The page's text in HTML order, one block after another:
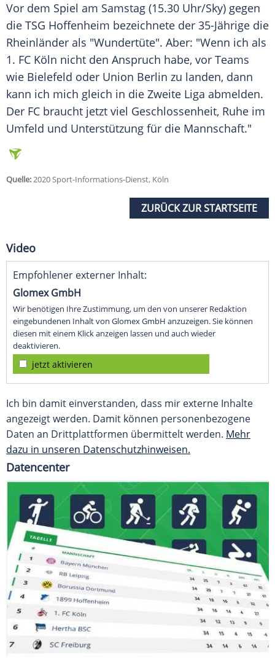
Vor dem Spiel am Samstag (15.30 Uhr/Sky) gegen
die TSG Hoffenheim bezeichnete der 35-Jährige die
Rheinländer als "Wundertüte". Aber: "Wenn ich als
1. FC Köln nicht den Anspruch habe, vor Teams
wie Bielefeld oder Union Berlin zu landen, dann
kann ich mich gleich in die Zweite Liga abmelden.
Der FC braucht jetzt viel Geschlossenheit, Ruhe im
Umfeld und Unterstützung für die Mannschaft."
Quelle:2020 Sport-Informations-Dienst, Köln
ZURÜCK ZUR STARTSEITE
Video
Empfohlener externer Inhalt:
Glomex GmbH
Wir benötigen Ihre Zustimmung, um den von unserer Redaktion
eingebundenen Inhalt von Glomex GmbH anzuzeigen. Sie können
diesen mit einem Klick anzeigen lassen und auch wieder
deaktivieren.
jetzt aktivieren
Ich bin damit einverstanden, dass mir externe Inhalte
angezeigt werden. Damit können personenbezogene
Daten an Drittplattformen übermittelt werden. Mehr
dazu in unseren Datenschutzhinweisen.
Datencenter